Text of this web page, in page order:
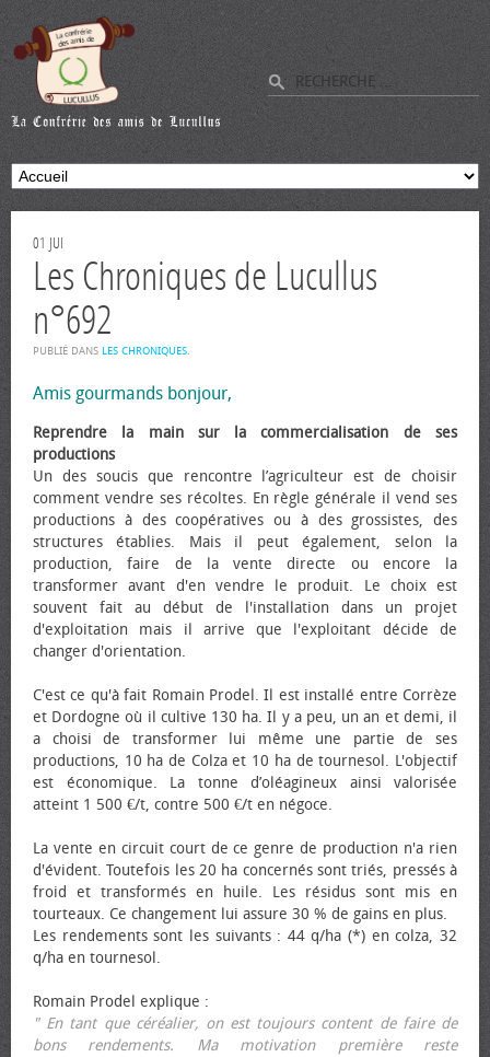
01 JUI
Les Chroniques de Lucullus
n°692
PUBLIÉ DANS LES CHRONIQUES.
Amis gourmands bonjour,
Reprendre la main sur la commercialisation de ses
productions
Un des soucis que rencontre l’agriculteur est de choisir
comment vendre ses récoltes. En règle générale il vend ses
productions à des coopératives ou à des grossistes, des
structures établies. Mais il peut également, selon la
production, faire de la vente directe ou encore la
transformer avant d'en vendre le produit. Le choix est
souvent fait au début de l'installation dans un projet
d'exploitation mais il arrive que l'exploitant décide de
changer d'orientation.
C'est ce qu'à fait Romain Prodel. Il est installé entre Corrèze
et Dordogne où il cultive 130 ha. Il y a peu, un an et demi, il
a choisi de transformer lui même une partie de ses
productions, 10 ha de Colza et 10 ha de tournesol. L'objectif
est économique. La tonne d’oléagineux ainsi valorisée
atteint 1 500 €/t, contre 500 €/t en négoce.
La vente en circuit court de ce genre de production n'a rien
d'évident. Toutefois les 20 ha concernés sont triés, pressés à
froid et transformés en huile. Les résidus sont mis en
tourteaux. Ce changement lui assure 30 % de gains en plus.
Les rendements sont les suivants : 44 q/ha (*) en colza, 32
q/ha en tournesol.
Romain Prodel explique :
" En tant que céréalier, on est toujours content de faire de
bons rendements. Ma motivation première reste